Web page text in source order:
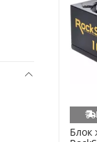
Блок